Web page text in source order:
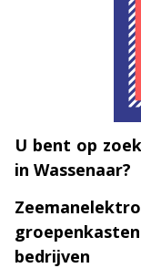
U bent op
in Wassenaar?